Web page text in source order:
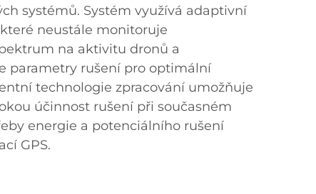
systémů. Systém využívá adaptivní
neustále monitoruje
na aktivitu dronů a
parametry rušení pro optimální
technologie zpracování umožňuje
účinnost rušení při současném
energie a potenciálního rušení
GPS.